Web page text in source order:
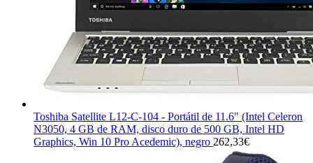
Toshiba Satellite L12-C-104 - Portátil de 11.6" (Intel Celeron
N3050, 4 GB de RAM, disco duro de 500 GB, Intel HD
Graphics, Win 10 Pro Acedemic), negro 262,33€